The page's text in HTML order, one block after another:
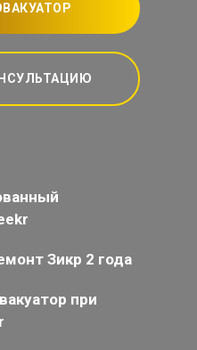
Зикр 2 года
при